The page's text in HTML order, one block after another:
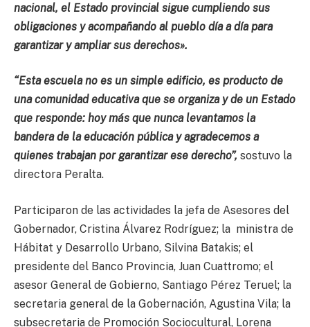
nacional, el Estado provincial sigue cumpliendo sus
obligaciones y acompañando al pueblo día a día para
garantizar y ampliar sus derechos».
“Esta escuela no es un simple edificio, es producto de
una comunidad educativa que se organiza y de un Estado
que responde: hoy más que nunca levantamos la
bandera de la educación pública y agradecemos a
quienes trabajan por garantizar ese derecho”, sostuvo la
directora Peralta.
Participaron de las actividades la jefa de Asesores del
Gobernador, Cristina Álvarez Rodríguez; la ministra de
Hábitat y Desarrollo Urbano, Silvina Batakis; el
presidente del Banco Provincia, Juan Cuattromo; el
asesor General de Gobierno, Santiago Pérez Teruel; la
secretaria general de la Gobernación, Agustina Vila; la
subsecretaria de Promoción Sociocultural, Lorena